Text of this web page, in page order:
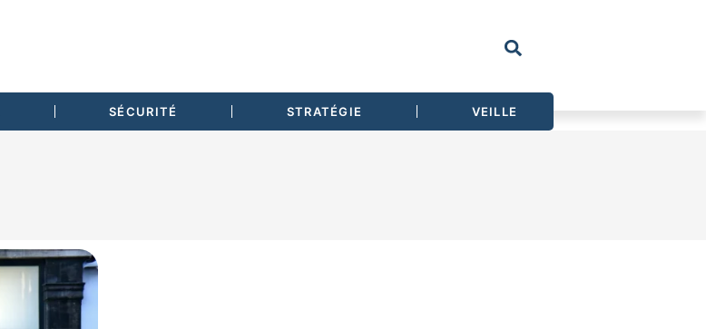
SÉCURITÉ STRATÉGIE VEILLE